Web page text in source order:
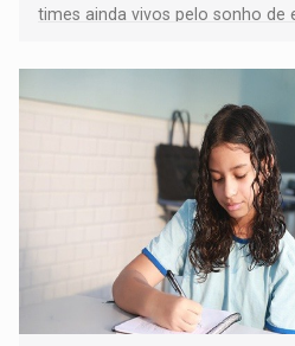
times ainda vivos pelo sonho de